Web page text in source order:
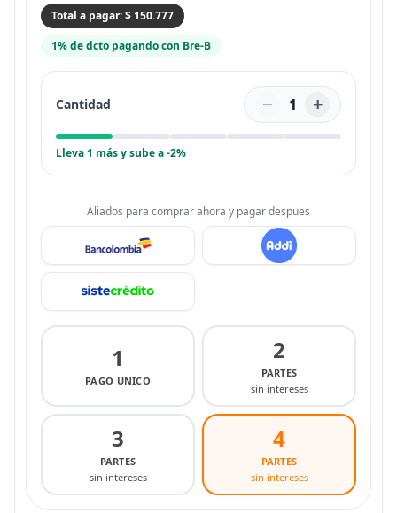
Total a pagar: $ 150.777
1% de dcto pagando con Bre-B
Cantidad − 1 +
Lleva 1 más y sube a -2%
Aliados para comprar ahora y pagar despues
1
PAGO UNICO
2
PARTES
sin intereses
3
PARTES
sin intereses
4
PARTES
sin intereses